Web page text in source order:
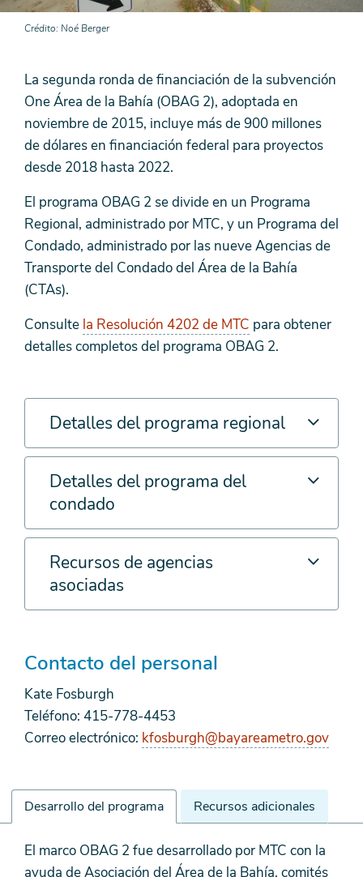
Crédito Noé Berger
La segunda ronda de financiación de la subvención
One Área de la Bahía (OBAG 2), adoptada en
noviembre de 2015, incluye más de 900 millones
de dólares en financiación federal para proyectos
desde 2018 hasta 2022.
El programa OBAG 2 se divide en un Programa
Regional, administrado por MTC, y un Programa del
Condado, administrado por las nueve Agencias de
Transporte del Condado del Área de la Bahía
(CTAs).
Consulte la Resolución 4202 de MTC para obtener
detalles completos del programa OBAG 2.
Detalles del programa regional
Detalles del programa del
condado
Recursos de agencias
asociadas
Contacto del personal
Kate Fosburgh
Teléfono: 415-778-4453
Correo electrónico: kfosburgh@bayareametro.gov
Desarrollo del programa Recursos adicionales
Desarrollo
del
El marco OBAG 2 fue desarrollado por MTC con la
ayuda de Asociación del Área de la Bahía, comités